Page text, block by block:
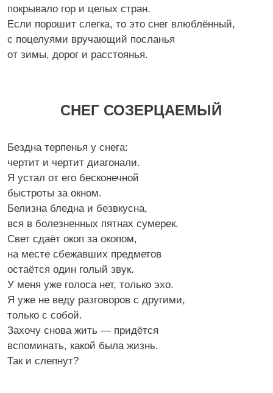
покрывало гор и целых стран.
Если порошит слегка, то это снег влюблённый,
с поцелуями вручающий посланья
от зимы, дорог и расстоянья.
СНЕГ СОЗЕРЦАЕМЫЙ
Бездна терпенья у снега:
чертит и чертит диагонали.
Я устал от его бесконечной
быстроты за окном.
Белизна бледна и безвкусна,
вся в болезненных пятнах сумерек.
Свет сдаёт окоп за окопом,
на месте сбежавших предметов
остаётся один голый звук.
У меня уже голоса нет, только эхо.
Я уже не веду разговоров с другими,
только с собой.
Захочу снова жить — придётся
вспоминать, какой была жизнь.
Так и слепнут?